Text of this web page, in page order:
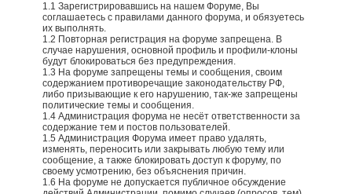
1.1 Зарегистрировавшись на нашем Форуме, Вы
соглашаетесь с правилами данного форума, и обязуетесь
их выполнять.
1.2 Повторная регистрация на форуме запрещена. В
случае нарушения, основной профиль и профили-клоны
будут блокироваться без предупреждения.
1.3 На форуме запрещены темы и сообщения, своим
содержанием противоречащие законодательству РФ,
либо призывающие к его нарушению, так-же запрещены
политические темы и сообщения.
1.4 Администрация форума не несёт ответственности за
содержание тем и постов пользователей.
1.5 Администрация Форума имеет право удалять,
изменять, переносить или закрывать любую тему или
сообщение, а также блокировать доступ к форуму, по
своему усмотрению, без объяснения причин.
1.6 На форуме не допускается публичное обсуждение